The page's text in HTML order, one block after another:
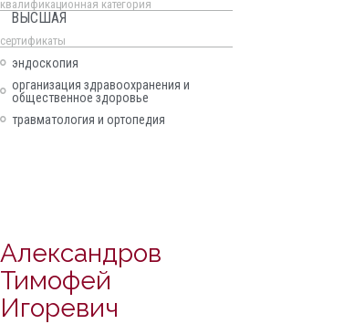
квалификационная категория
ВЫСШАЯ
cертификаты
эндоскопия
организация здравоохранения и
общественное здоровье
травматология и ортопедия
Александров
Тимофей
Игоревич